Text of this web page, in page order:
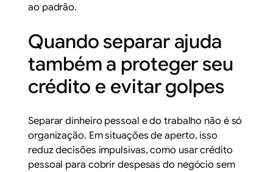
ao padrão.
Quando separar ajuda
também a proteger seu
crédito e evitar golpes
Separar dinheiro pessoal e do trabalho não é só
organização. Em situações de aperto, isso
reduz decisões impulsivas, como usar crédito
pessoal para cobrir despesas do negócio sem